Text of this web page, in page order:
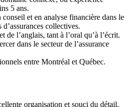
5 ans.
conseil et en analyse financière dans le
collectives.
de l’anglais, tant à l’oral qu’à l’écrit.
dans le secteur de l’assurance
entre Montréal et Québec.
organisation et souci du détail,